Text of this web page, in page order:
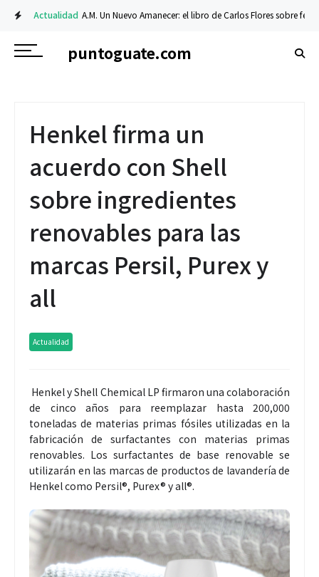
Actualidad A.M. Un Nuevo Amanecer: el libro de Carlos Flores sobre fe y
puntoguate.com
Henkel firma un
acuerdo con Shell
sobre ingredientes
renovables para las
marcas Persil, Purex y
all
Actualidad
Henkel y Shell Chemical LP firmaron una colaboración
de cinco años para reemplazar hasta 200,000
toneladas de materias primas fósiles utilizadas en la
fabricación de surfactantes con materias primas
renovables. Los surfactantes de base renovable se
utilizarán en las marcas de productos de lavandería de
Henkel como Persil®, Purex® y all®.